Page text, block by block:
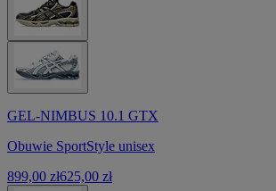
GEL-NIMBUS 10.1 GTX
Obuwie SportStyle unisex
899,00 zł625,00 zł